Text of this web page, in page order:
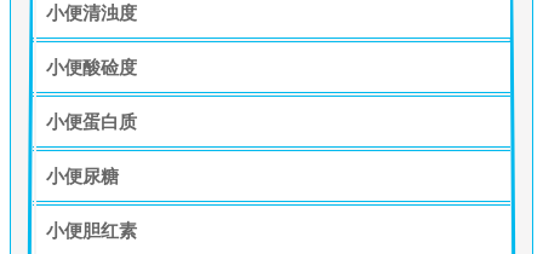
小便清浊度
小便酸硷度
小便蛋白质
小便尿糖
小便胆红素